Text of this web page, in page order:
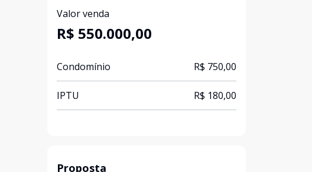
Valor venda
R$ 550.000,00
Condomínio R$ 750,00
IPTU R$ 180,00
Proposta